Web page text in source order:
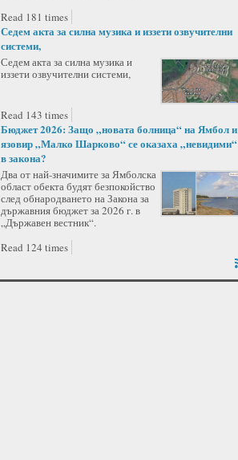
Read 181 times
Седем акта за силна музика и иззети озвучителни
системи,
Седем акта за силна музика и
иззети озвучителни системи,
Read 143 times
Бюджет 2026: Защо „новата болница“ на Ямбол и
язовир „Малко Шарково“ се оказаха „невидими“
в закона?
Два от най-значимите за Ямболска
област обекта будят безпокойство
след обнародването на Закона за
държавния бюджет за 2026 г. в
„Държавен вестник“.
Read 124 times